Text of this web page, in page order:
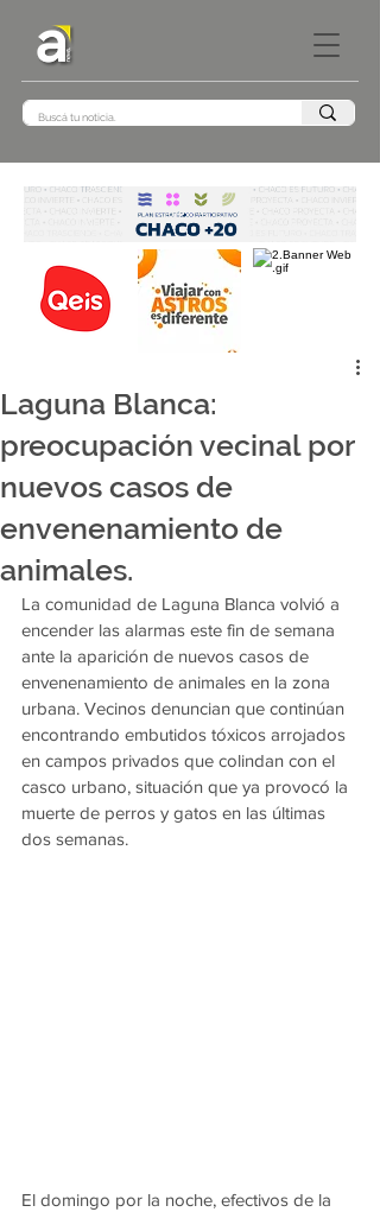
Laguna Blanca:
preocupación vecinal por
nuevos casos de
envenenamiento de
animales.
La comunidad de Laguna Blanca volvió a
encender las alarmas este fin de semana
ante la aparición de nuevos casos de
envenenamiento de animales en la zona
urbana. Vecinos denuncian que continúan
encontrando embutidos tóxicos arrojados
en campos privados que colindan con el
casco urbano, situación que ya provocó la
muerte de perros y gatos en las últimas
dos semanas.
El domingo por la noche, efectivos de la